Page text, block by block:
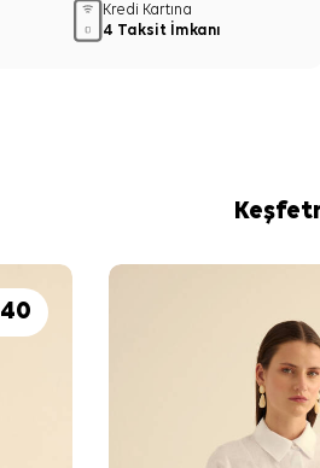
Kredi Kartına
4 Taksit İmkanı
40